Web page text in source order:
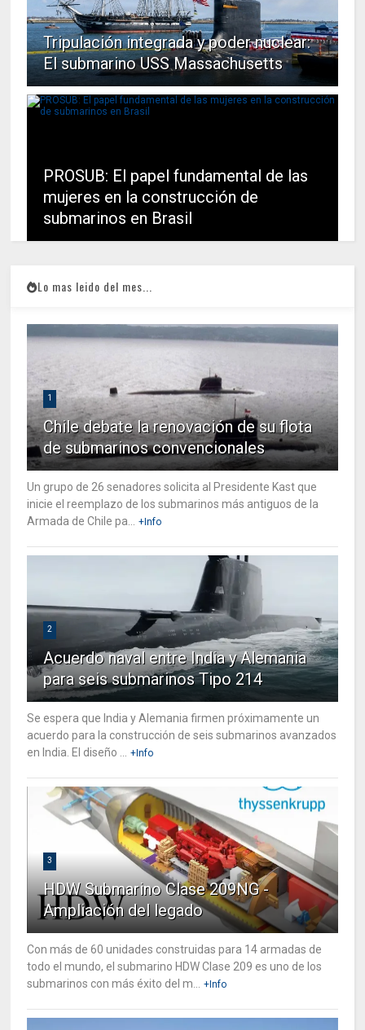
Tripulación integrada y poder nuclear:
El submarino USS Massachusetts
PROSUB: El papel fundamental de las
mujeres en la construcción de
submarinos en Brasil
Lo mas leido del mes...
1
Chile debate la renovación de su flota
de submarinos convencionales
Un grupo de 26 senadores solicita al Presidente Kast que
inicie el reemplazo de los submarinos más antiguos de la
Armada de Chile pa...
+Info
2
Acuerdo naval entre India y Alemania
para seis submarinos Tipo 214
Se espera que India y Alemania firmen próximamente un
acuerdo para la construcción de seis submarinos avanzados
en India. El diseño ...
+Info
3
HDW Submarino Clase 209NG -
Ampliación del legado
Con más de 60 unidades construidas para 14 armadas de
todo el mundo, el submarino HDW Clase 209 es uno de los
submarinos con más éxito del m...
+Info